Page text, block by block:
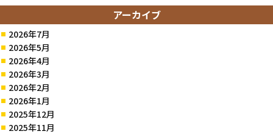
アーカイブ
2026年7月
2026年5月
2026年4月
2026年3月
2026年2月
2026年1月
2025年12月
2025年11月